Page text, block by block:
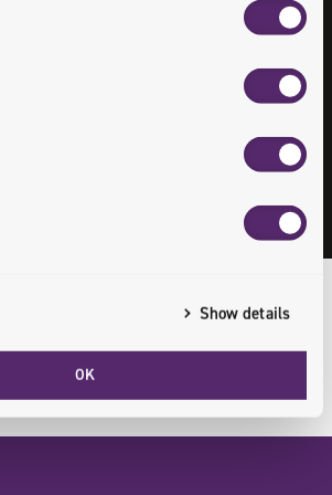
Show details
OK
modeli
na
rozwiązania
handlu